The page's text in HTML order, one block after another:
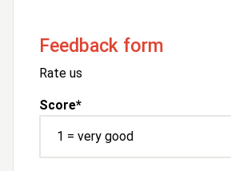
Feedback form
Rate us
Score*